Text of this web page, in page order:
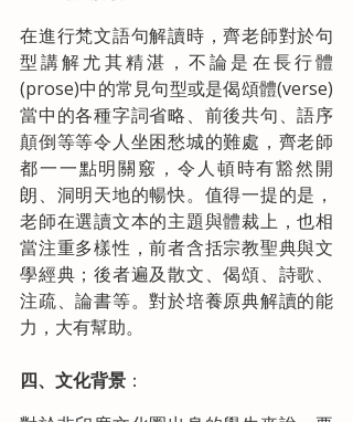
在進行梵文語句解讀時，齊老師對於句
型講解尤其精湛，不論是在長行體
(prose)中的常見句型或是偈頌體(verse)
當中的各種字詞省略、前後共句、語序
顛倒等等令人坐困愁城的難處，齊老師
都一一點明關竅，令人頓時有豁然開
朗、洞明天地的暢快。值得一提的是，
老師在選讀文本的主題與體裁上，也相
當注重多樣性，前者含括宗教聖典與文
學經典；後者遍及散文、偈頌、詩歌、
注疏、論書等。對於培養原典解讀的能
力，大有幫助。
四、文化背景 ：